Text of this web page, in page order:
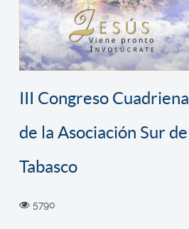
III Congreso Cuadrienal
de la Asociación Sur de
Tabasco
5790